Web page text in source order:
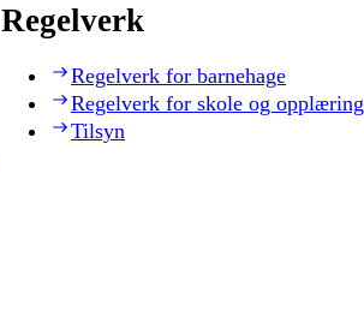
Regelverk
Regelverk for barnehage
Regelverk for skole og opplæring
Tilsyn